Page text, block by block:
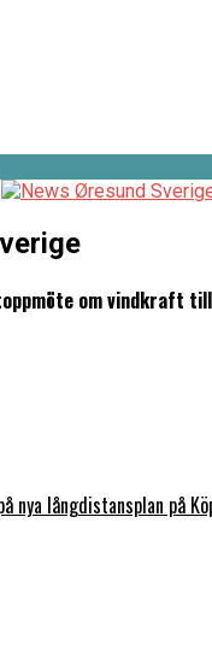
om vindkraft
nya långdistansplan på